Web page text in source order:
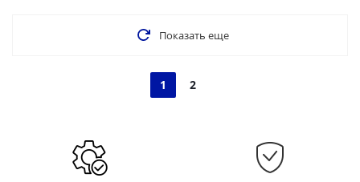
Показать еще
1 2